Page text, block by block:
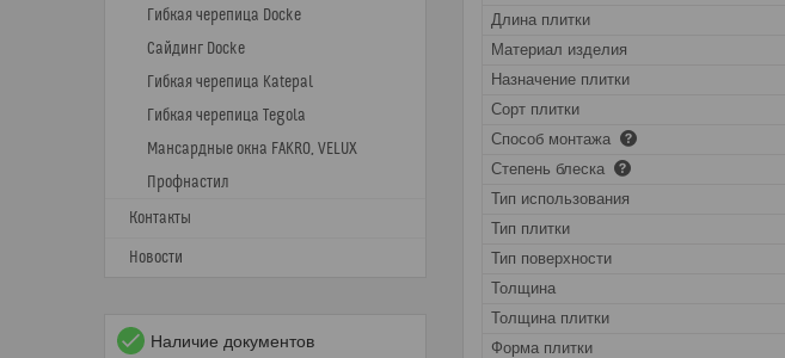
Длина плитки
Материал изделия
Назначение плитки
Сорт плитки
Способ монтажа
Степень блеска
Тип использования
Тип плитки
Тип поверхности
Толщина
Толщина плитки
Форма плитки
Гибкая черепица Docke
Сайдинг Docke
Гибкая черепица Katepal
Гибкая черепица Tegola
Мансардные окна FAKRO, VELUX
Профнастил
Контакты
Новости
Наличие документов